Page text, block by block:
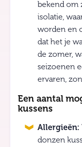
bekend om
isolatie,
worden en
dat het je
de zomer,
seizoenen
ervaren,
Een aantal
kussens
Allergieën:
donzen